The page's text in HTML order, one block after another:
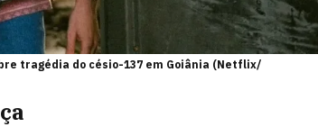
tragédia do césio-137 em Goiânia (Netflix/